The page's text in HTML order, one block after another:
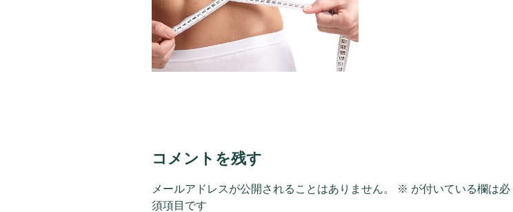
コメントを残す
メールアドレスが公開されることはありません。 ※ が付いている欄は必
須項目です